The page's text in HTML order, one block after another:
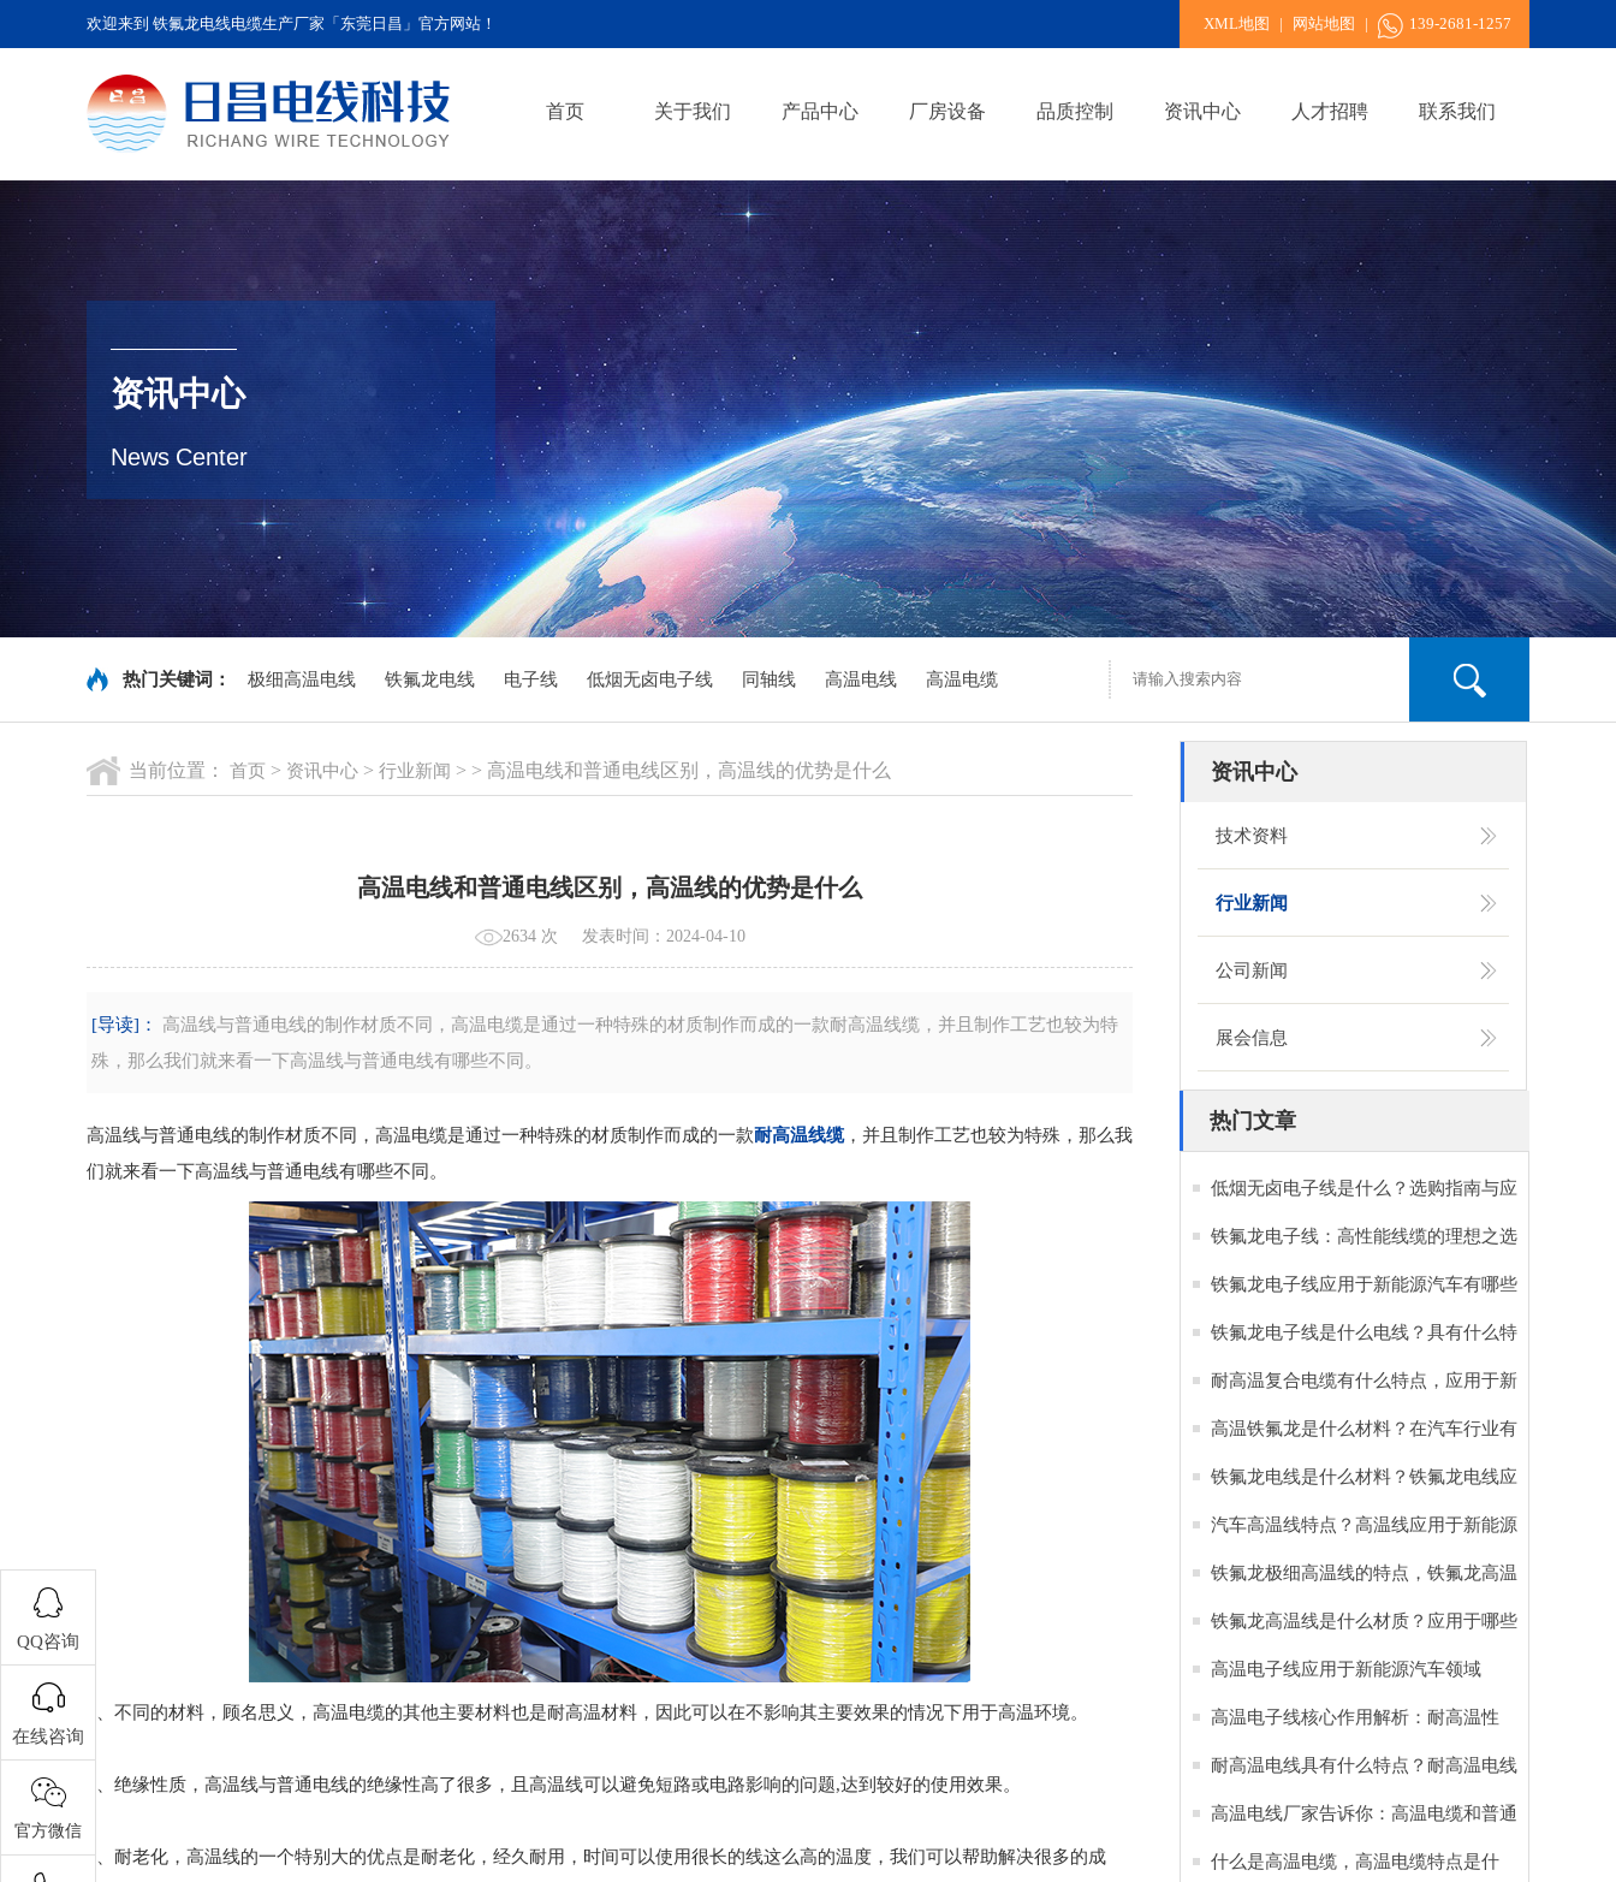
欢迎来到 铁氟龙电线电缆生产厂家「东莞日昌」官方网站！ XML地图 | 网站地图 | 139-2681-1257
首页 关于我们 产品中心 厂房设备 品质控制 资讯中心 人才招聘 联系我们
资讯中心
News Center
热门关键词： 极细高温电线 铁氟龙电线 电子线 低烟无卤电子线 同轴线 高温电线 高温电缆
当前位置： 首页 > 资讯中心 > 行业新闻 > > 高温电线和普通电线区别，高温线的优势是什么
高温电线和普通电线区别，高温线的优势是什么
2634 次 发表时间：2024-04-10
[导读]：
高温线与普通电线的制作材质不同，高温电缆是通过一种特殊的材质制作而成的一款耐高温线缆，并且制作工艺也较为特
殊，那么我们就来看一下高温线与普通电线有哪些不同。
高温线与普通电线的制作材质不同，高温电缆是通过一种特殊的材质制作而成的一款耐高温线缆，并且制作工艺也较为特殊，那么我
们就来看一下高温线与普通电线有哪些不同。
1、不同的材料，顾名思义，高温电缆的其他主要材料也是耐高温材料，因此可以在不影响其主要效果的情况下用于高温环境。
2、绝缘性质，高温线与普通电线的绝缘性高了很多，且高温线可以避免短路或电路影响的问题,达到较好的使用效果。
3、耐老化，高温线的一个特别大的优点是耐老化，经久耐用，时间可以使用很长的线这么高的温度，我们可以帮助解决很多的成
资讯中心
技术资料
行业新闻
公司新闻
展会信息
热门文章
低烟无卤电子线是什么？选购指南与应
用优势全解析
铁氟龙电子线：高性能线缆的理想之选
铁氟龙电子线应用于新能源汽车有哪些
好处？
铁氟龙电子线是什么电线？具有什么特
点和优势？
耐高温复合电缆有什么特点，应用于新
能源汽车有哪些作用？
高温铁氟龙是什么材料？在汽车行业有
哪些重要作用？
铁氟龙电线是什么材料？铁氟龙电线应
用于新能源汽车的原因
汽车高温线特点？高温线应用于新能源
汽车的重要性
铁氟龙极细高温线的特点，铁氟龙高温
线应用于新能源汽车
铁氟龙高温线是什么材质？应用于哪些
行业？
高温电子线应用于新能源汽车领域
高温电子线核心作用解析：耐高温性
能，耐腐蚀特性 应用于六大领域
耐高温电线具有什么特点？耐高温电线
应用于哪些行业
高温电线厂家告诉你：高温电缆和普通
电缆的区别
什么是高温电缆，高温电缆特点是什
QQ咨询
在线咨询
官方微信